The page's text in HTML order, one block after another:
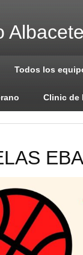
Todos los
Clinic de